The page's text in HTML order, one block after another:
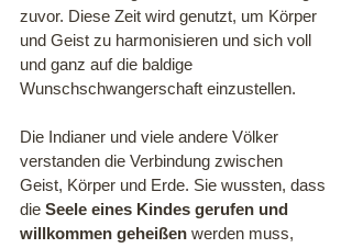
zuvor. Diese Zeit wird genutzt, um Körper
und Geist zu harmonisieren und sich voll
und ganz auf die baldige
Wunschschwangerschaft einzustellen.
Die Indianer und viele andere Völker
verstanden die Verbindung zwischen
Geist, Körper und Erde. Sie wussten, dass
die Seele eines Kindes gerufen und
willkommen geheißen werden muss,